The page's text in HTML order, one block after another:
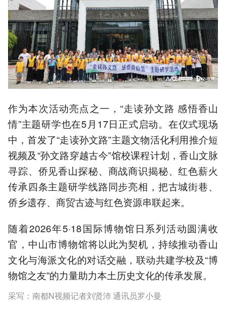
作为本次活动亮点之一，“走读孙文路 感悟香山
情”主题研学也在5月17日正式启动。在仪式现场
中，首发了“走读孙文路”主题文物活化利用推介短
视频及“孙文路穿越古今”馆校课程计划，香山文脉
寻踪、侨见香山探秘、商战商识揭秘、红色薪火
传承四条主题研学线路同步亮相，把古城街巷、
侨乡遗存、商贸古迹与红色资源串联起来。
随着2026年5·18国际博物馆日系列活动圆满收
官，中山市博物馆将以此为契机，持续推动香山
文化与海派文化的对话交融，联动共建学校及“博
物馆之友”的力量助力本土历史文化的传承发展。
采写：南都N视频记者刘贤沛 通讯员罗小曼